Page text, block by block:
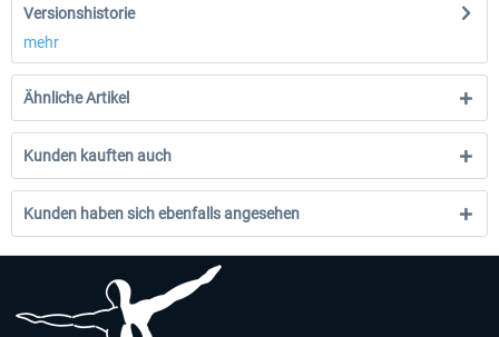
Versionshistorie
mehr
Ähnliche Artikel
Kunden kauften auch
Kunden haben sich ebenfalls angesehen